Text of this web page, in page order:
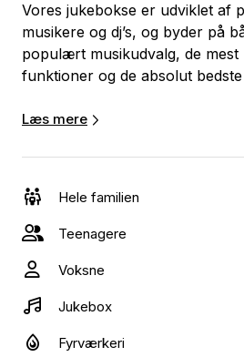
Vores jukebokse er udviklet af
musikere og dj’s, og byder på
populært musikudvalg, de mest
funktioner og de absolut
kombinerer den traditionelle
nye og moderne faciliteter.
jukebox-funktion kan Sir Juke
til festsange og fungere som
Desuden er altid sikre på at
opdateret med alt det nye, men
gode gamle.
Læs mere
Hele familien
Teenagere
Voksne
Jukebox
Fyrværkeri